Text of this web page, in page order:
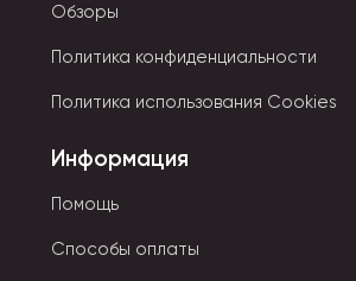
Обзоры
Политика конфиденциальности
Политика использования Cookies
Информация
Помощь
Способы оплаты